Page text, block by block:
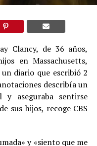
Clancy, de 36 años,
en Massachusetts,
diario que escribió 2
describía un
aseguraba sentirse
sus hijos, recoge CBS
y «siento que me